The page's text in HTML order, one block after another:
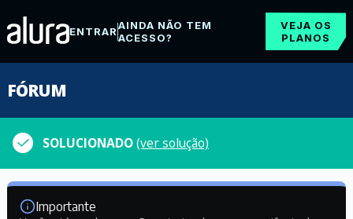
ENTRARAINDA NÃO TEM
ACESSO?
VEJA OS
PLANOS
FÓRUM
SOLUCIONADO(ver solução)
Importante